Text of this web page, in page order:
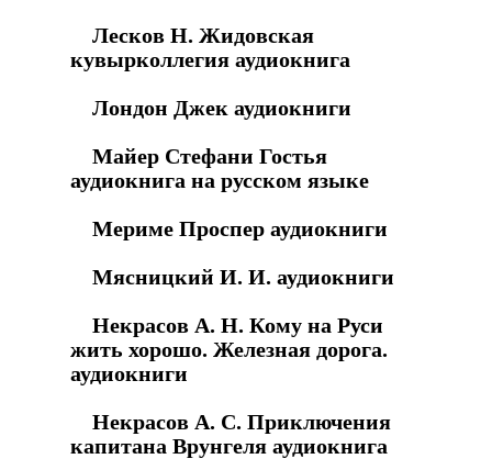
Лесков Н. Жидовская
кувырколлегия аудиокнига
Лондон Джек аудиокниги
Майер Стефани Гостья
аудиокнига на русском языке
Мериме Проспер аудиокниги
Мясницкий И. И. аудиокниги
Некрасов А. Н. Кому на Руси
жить хорошо. Железная дорога.
аудиокниги
Некрасов А. С. Приключения
капитана Врунгеля аудиокнига